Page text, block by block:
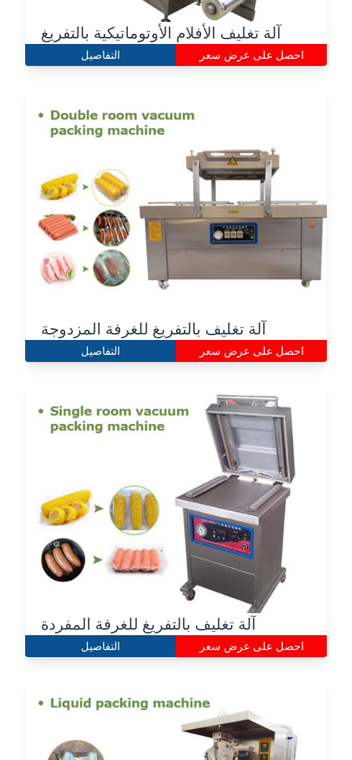
آلة تغليف الأفلام الأوتوماتيكية بالتفريغ
التفاصيل احصل على عرض سعر
آلة تغليف بالتفريغ للغرفة المزدوجة
التفاصيل احصل على عرض سعر
آلة تغليف بالتفريغ للغرفة المفردة
التفاصيل احصل على عرض سعر